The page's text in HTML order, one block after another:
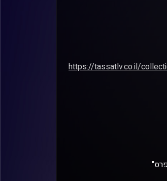
https://tassatlv.co.il/